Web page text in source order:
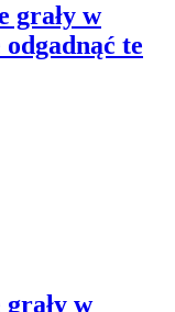
grały w
te
w